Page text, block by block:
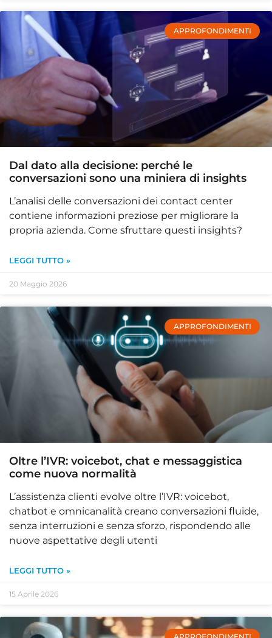
APPROFONDIMENTI
Dal dato alla decisione: perché le
conversazioni sono una miniera di insights
L’analisi delle conversazioni dei contact center
contiene informazioni preziose per migliorare la
propria azienda. Come sfruttare questi insights?
LEGGI TUTTO »
20 Maggio 2026
APPROFONDIMENTI
Oltre l’IVR: voicebot, chat e messaggistica
come nuova normalità
L’assistenza clienti evolve oltre l’IVR: voicebot,
chatbot e omnicanalità creano conversazioni fluide,
senza interruzioni e senza sforzo, rispondendo alle
nuove aspettative degli utenti
LEGGI TUTTO »
15 Aprile 2026